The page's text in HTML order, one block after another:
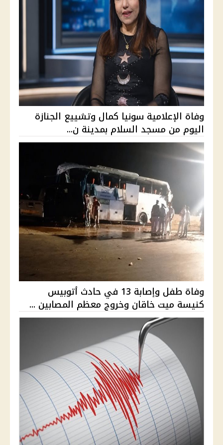
وفاة الإعلامية سونيا كمال وتشييع الجنازة
اليوم من مسجد السلام بمدينة ن...
وفاة طفل وإصابة 13 في حادث أتوبيس
كنيسة ميت خاقان وخروج معظم المصابين ...